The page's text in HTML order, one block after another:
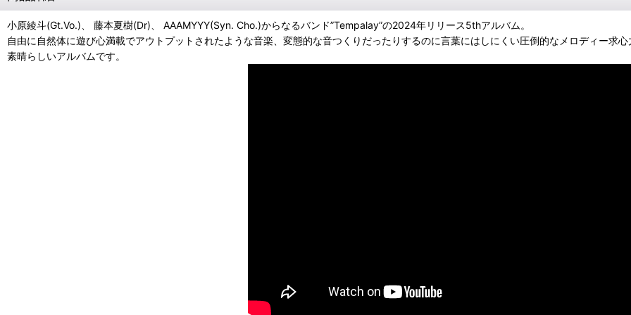
小原綾斗(Gt.Vo.)、 藤本夏樹(Dr)、 AAAMYYY(Syn. Cho.)からなるバンド”Tempalay”の2024年リリース5thアルバム。
自由に自然体に遊び心満載でアウトプットされたような音楽、変態的な音つくりだったりするのに言葉にはしにくい圧倒的なメロディー求心
素晴らしいアルバムです。